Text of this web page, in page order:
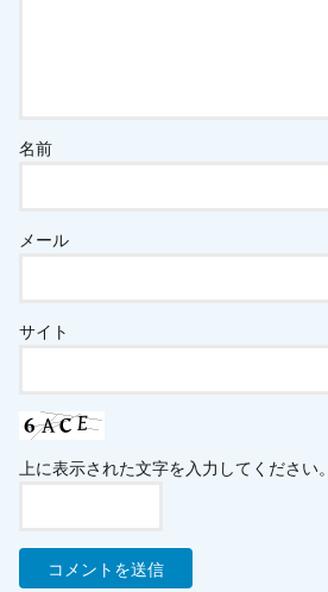
名前
メール
サイト
上に表示された文字を入力してください。